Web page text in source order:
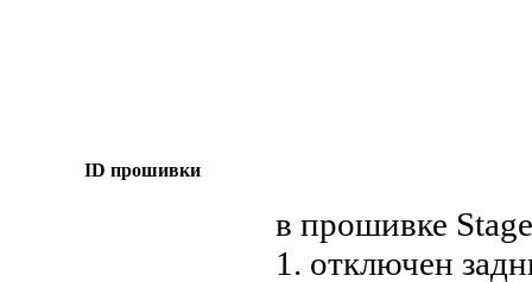
ID прошивки
в прошивке
1. отключен